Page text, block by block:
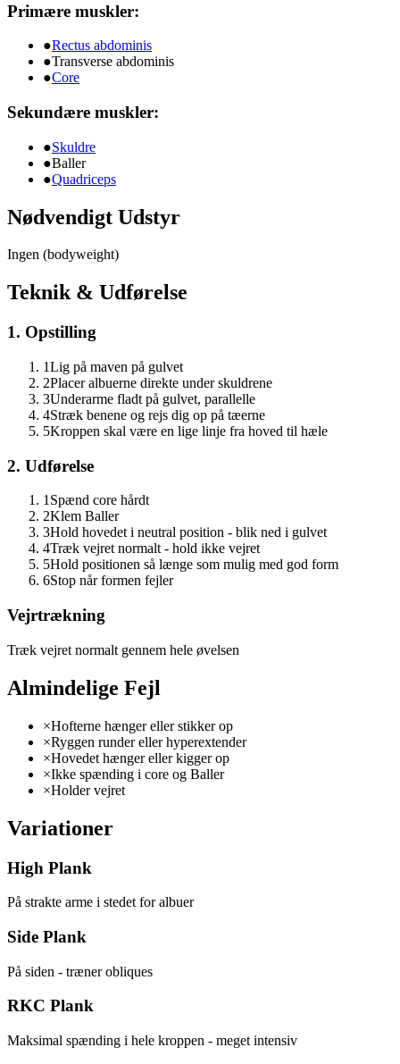
Primære muskler:
●Rectus abdominis
●Transverse abdominis
●Core
Sekundære muskler:
●Skuldre
●Baller
●Quadriceps
Nødvendigt Udstyr
Ingen (bodyweight)
Teknik & Udførelse
1. Opstilling
1Lig på maven på gulvet
2Placer albuerne direkte under skuldrene
3Underarme fladt på gulvet, parallelle
4Stræk benene og rejs dig op på tæerne
5Kroppen skal være en lige linje fra hoved til hæle
2. Udførelse
1Spænd core hårdt
2Klem Baller
3Hold hovedet i neutral position - blik ned i gulvet
4Træk vejret normalt - hold ikke vejret
5Hold positionen så længe som mulig med god form
6Stop når formen fejler
Vejrtrækning
Træk vejret normalt gennem hele øvelsen
Almindelige Fejl
×Hofterne hænger eller stikker op
×Ryggen runder eller hyperextender
×Hovedet hænger eller kigger op
×Ikke spænding i core og Baller
×Holder vejret
Variationer
High Plank
På strakte arme i stedet for albuer
Side Plank
På siden - træner obliques
RKC Plank
Maksimal spænding i hele kroppen - meget intensiv